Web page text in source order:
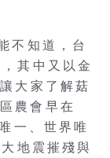
不知道，台
其中又以金
大家了解菇
農會早在
一、世界唯
地震摧殘與